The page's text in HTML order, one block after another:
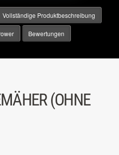
Vollständige Produktbeschreibung
Bewertungen
(OHNE